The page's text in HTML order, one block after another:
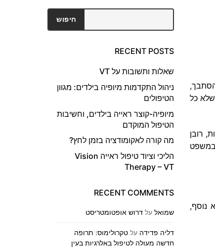
כל
, רובן
במשפט
נוסף,
חיפוש
RECENT POSTS
שאלות ותשובות על VT
ניהול התקדמות מיופיה בילדים: מגוון
הטיפולים
מיופיה-קוצר ראייה בילדים, וחשיבות
הטיפול המוקדם
מה קורה לאקומודציה בזמן לחץ?
הליכי וציוד טיפול ראייה Vision
Therapy – VT
RECENT COMMENTS
שמואל על דרוש אופטומטריסט
דליה פדידה על טקרולימוס: תרופה
חדשה מעולה לטיפול באלרגיות בעין